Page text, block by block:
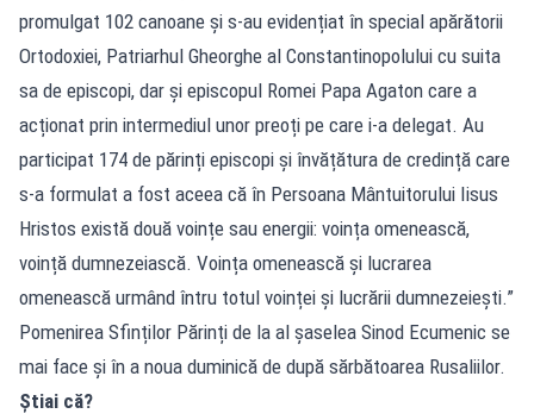
promulgat 102 canoane și s-au evidențiat în special apărătorii
Ortodoxiei, Patriarhul Gheorghe al Constantinopolului cu suita
sa de episcopi, dar și episcopul Romei Papa Agaton care a
acționat prin intermediul unor preoți pe care i-a delegat. Au
participat 174 de părinți episcopi și învățătura de credință care
s-a formulat a fost aceea că în Persoana Mântuitorului Iisus
Hristos există două voințe sau energii: voința omenească,
voință dumnezeiască. Voința omenească și lucrarea
omenească urmând întru totul voinței și lucrării dumnezeiești.”
Pomenirea Sfinților Părinți de la al șaselea Sinod Ecumenic se
mai face și în a noua duminică de după sărbătoarea Rusaliilor.
Știai că?